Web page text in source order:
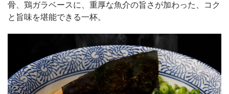
骨、鶏ガラベースに、重厚な魚介の旨さが加わった、コク
と旨味を堪能できる一杯。